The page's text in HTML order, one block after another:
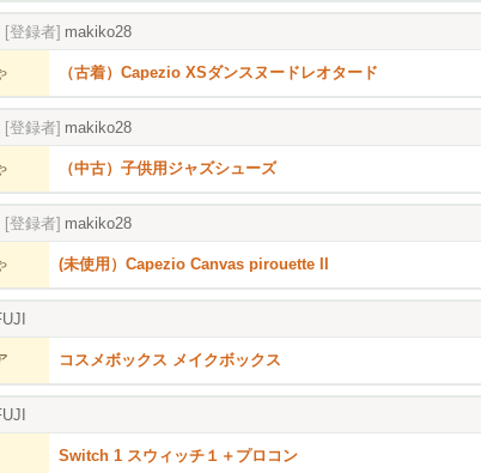
[登録者] makiko28
（古着）Capezio XSダンスヌードレオタード
[登録者] makiko28
（中古）子供用ジャズシューズ
[登録者] makiko28
(未使用）Capezio Canvas pirouette II
コスメボックス メイクボックス
Switch 1 スウィッチ１＋プロコン